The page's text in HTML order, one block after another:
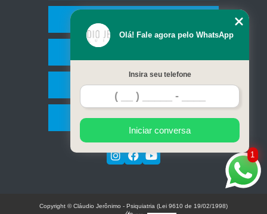
Contato
Mapa do site
1
Olá! Fale agora pelo WhatsApp
Insira seu telefone
Iniciar conversa
Copyright © Cláudio Jerônimo - Psiquiatria (Lei 9610 de 19/02/1998)